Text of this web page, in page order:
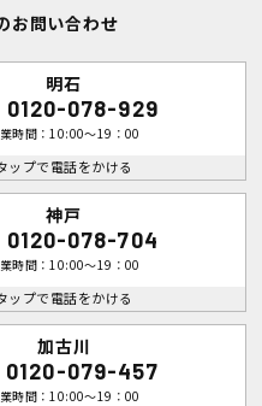
お問い合わせ
明石
0120-078-929
時間：10:00～19：00
ップで電話をかける
神戸
0120-078-704
時間：10:00～19：00
ップで電話をかける
加古川
0120-079-457
時間：10:00～19：00